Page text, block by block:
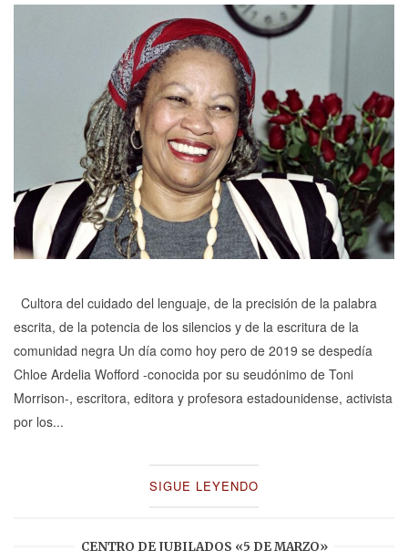
Cultora del cuidado del lenguaje, de la precisión de la palabra
escrita, de la potencia de los silencios y de la escritura de la
comunidad negra Un día como hoy pero de 2019 se despedía
Chloe Ardelia Wofford -conocida por su seudónimo de Toni
Morrison-, escritora, editora y profesora estadounidense, activista
por los...
SIGUE LEYENDO
CENTRO DE JUBILADOS «5 DE MARZO»